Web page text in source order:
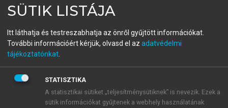
fiókoddal,vagy hozz létre új fiókot.
A regisztráció után apróbaidőszakautomatikusan
BELÉPÉS SAJÁT FIÓKKAL
SÜTIK LISTÁJA
Itt láthatja és testreszabhatja az önről gyűjtött információkat.
További információért kérjük, olvasd el az adatvédelmi
tájékoztatónkat
STATISZTIKA
A statisztikai sütiket „teljesítménysütiknek” is nevezik. Ezek a
sütik információkat gyűjtenek a webhely használatának